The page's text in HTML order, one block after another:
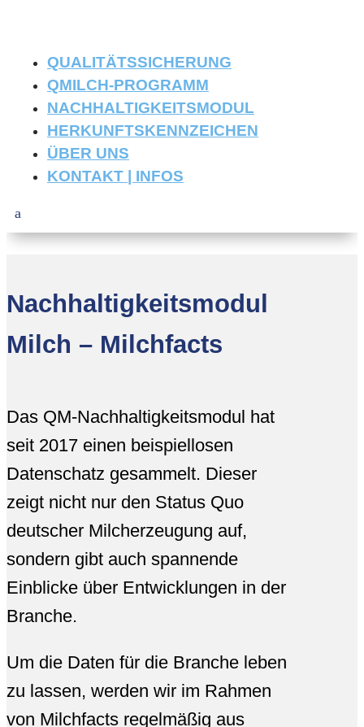
QUALITÄTSSICHERUNG
QMILCH-PROGRAMM
NACHHALTIGKEITSMODUL
HERKUNFTSKENNZEICHEN
ÜBER UNS
KONTAKT | INFOS
Nachhaltigkeitsmodul
Milch – Milchfacts
Das QM-Nachhaltigkeitsmodul hat
seit 2017 einen beispiellosen
Datenschatz gesammelt. Dieser
zeigt nicht nur den Status Quo
deutscher Milcherzeugung auf,
sondern gibt auch spannende
Einblicke über Entwicklungen in der
Branche.
Um die Daten für die Branche leben
zu lassen, werden wir im Rahmen
von Milchfacts regelmäßig aus